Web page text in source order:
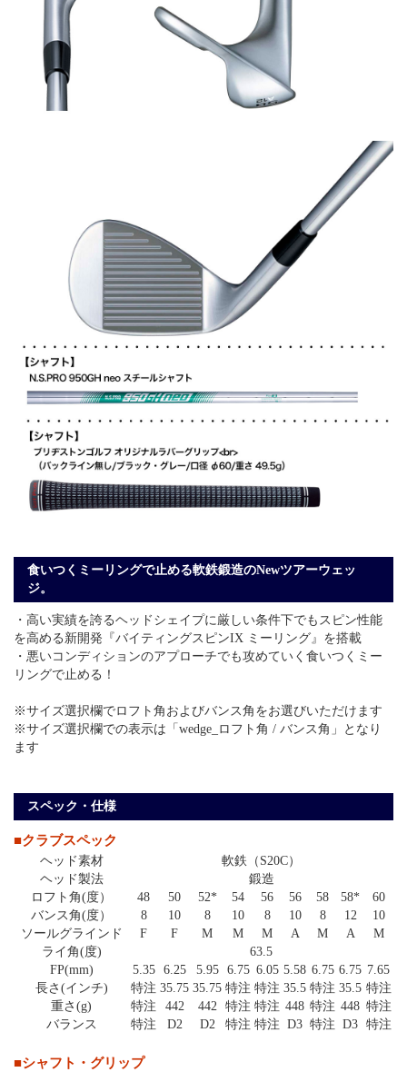
食いつくミーリングで止める軟鉄鍛造のNewツアーウェッ
ジ。
・高い実績を誇るヘッドシェイプに厳しい条件下でもスピン性能
を高める新開発『バイティングスピンIX ミーリング』を搭載
・悪いコンディションのアプローチでも攻めていく食いつくミー
リングで止める！
※サイズ選択欄でロフト角およびバンス角をお選びいただけます
※サイズ選択欄での表示は「wedge_ロフト角 / バンス角」となり
ます
スペック・仕様
■クラブスペック
ヘッド素材
軟鉄（S20C）
ヘッド製法
鍛造
ロフト角(度）
48 50 52* 54 56 56 58 58*
60
バンス角(度）
8 10 8 10 8 10 8 12
10
ソールグラインド
F F M M M A M A
M
ライ角(度)
63.5
FP(mm)
5.35 6.25 5.95 6.75 6.05 5.58 6.75 6.75 7.65
長さ(インチ)
特注 35.75 35.75 特注 特注 35.5 特注 35.5 特注
重さ(g)
特注 442 442 特注 特注 448 特注 448 特注
バランス
特注 D2 D2 特注 特注 D3 特注 D3 特注
■シャフト・グリップ